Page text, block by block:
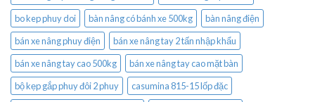
bo kep phuy doi
bàn nâng có bánh xe 500kg
bàn nâng điện
bán xe nâng phuy điện
bán xe nâng tay 2 tấn nhập khẩu
bán xe nâng tay cao 500kg
bán xe nâng tay cao mặt bàn
bộ kẹp gắp phuy đôi 2 phuy
casumina 815-15 lốp đặc